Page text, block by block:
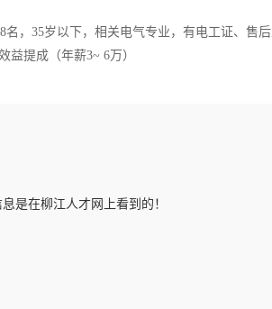
名，35岁以下，相关电气专业，有电工证、售
益提成（年薪3~ 6万）
是在柳江人才网上看到的！